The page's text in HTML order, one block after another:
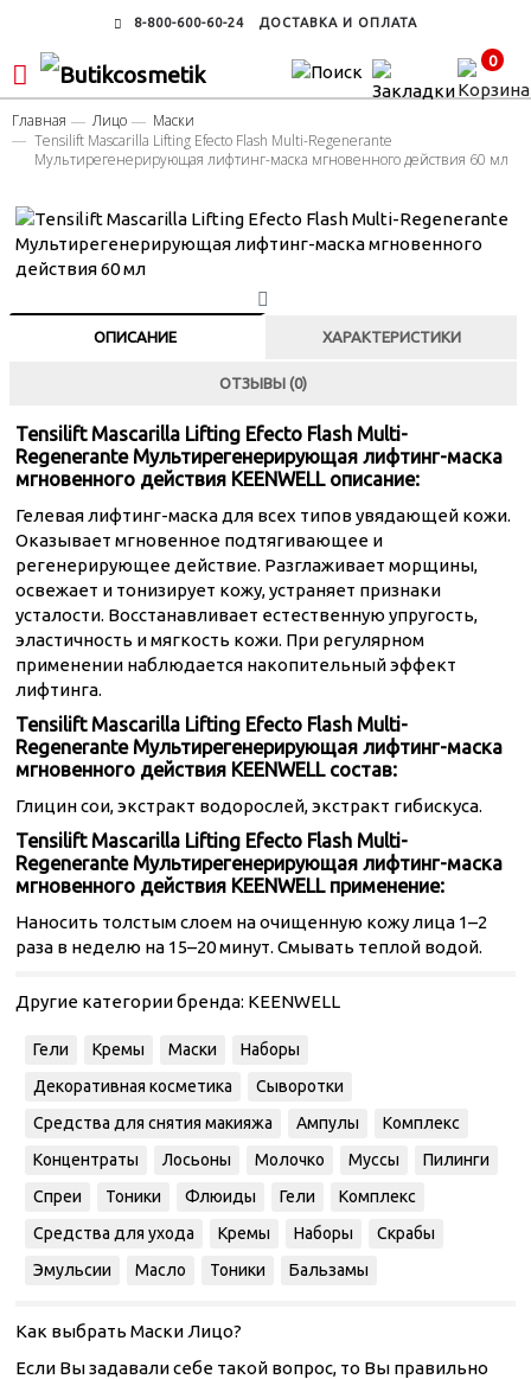
8-800-600-60-24 ДОСТАВКА И ОПЛАТА
0
Главная Лицо
Маски
Tensilift Mascarilla Lifting Efecto Flash Multi-Regenerante
Мультирегенерирующая лифтинг-маска мгновенного действия 60 мл
ОПИСАНИЕ ХАРАКТЕРИСТИКИ
ОТЗЫВЫ (0)
Tensilift Mascarilla Lifting Efecto Flash Multi-
Regenerante Мультирегенерирующая лифтинг-маска
мгновенного действия KEENWELL описание:
Гелевая лифтинг-маска для всех типов увядающей кожи.
Оказывает мгновенное подтягивающее и
регенерирующее действие. Разглаживает морщины,
освежает и тонизирует кожу, устраняет признаки
усталости. Восстанавливает естественную упругость,
эластичность и мягкость кожи. При регулярном
применении наблюдается накопительный эффект
лифтинга.
Tensilift Mascarilla Lifting Efecto Flash Multi-
Regenerante Мультирегенерирующая лифтинг-маска
мгновенного действия KEENWELL состав:
Глицин сои, экстракт водорослей, экстракт гибискуса.
Tensilift Mascarilla Lifting Efecto Flash Multi-
Regenerante Мультирегенерирующая лифтинг-маска
мгновенного действия KEENWELL применение:
Наносить толстым слоем на очищенную кожу лица 1–2
раза в неделю на 15–20 минут. Смывать теплой водой.
Другие категории бренда: KEENWELL
Гели Кремы Маски
Наборы
Декоративная косметика
Сыворотки
Средства для снятия макияжа
Ампулы
Комплекс
Концентраты
Лосьоны Молочко Муссы
Пилинги
Спреи
Тоники Флюиды Гели
Комплекс
Средства для ухода
Кремы Наборы
Скрабы
Эмульсии
Масло Тоники Бальзамы
Как выбрать Маски Лицо?
Если Вы задавали себе такой вопрос, то Вы правильно